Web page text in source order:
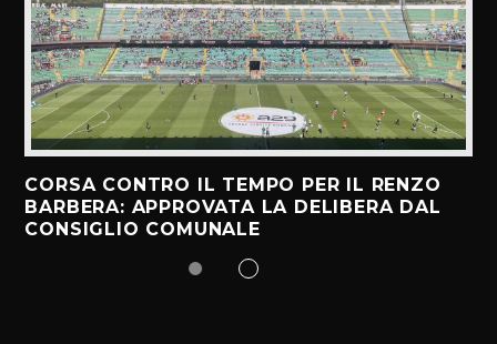
CORSA CONTRO IL TEMPO PER IL RENZO
BARBERA: APPROVATA LA DELIBERA DAL
CONSIGLIO COMUNALE